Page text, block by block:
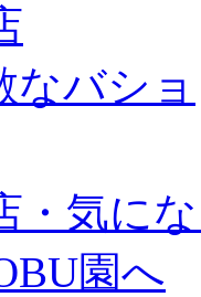
なバショ
・気に
園へ